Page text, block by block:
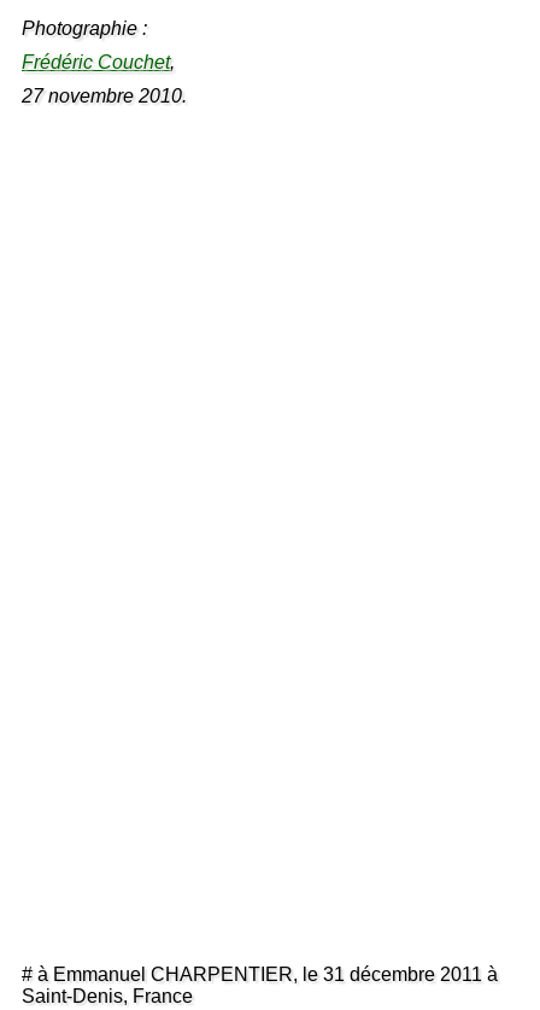
Photographie :
Frédéric Couchet,
27 novembre 2010.
# à Emmanuel CHARPENTIER, le 31 décembre 2011 à
Saint-Denis, France